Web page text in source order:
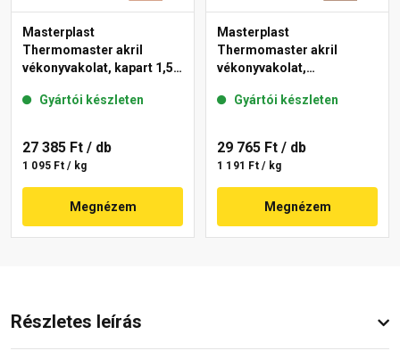
Masterplast
Thermomaster akril
vékonyvakolat, kapart 1,5
Gyártói készleten
27 385 Ft / db
1 095 Ft / kg
Megnézem
Masterplast
Thermomaster akril
vékonyvakolat,
09-C 25 kg
Gyártói készleten
29 765 Ft / db
1 191 Ft / kg
Megnézem
Részletes leírás